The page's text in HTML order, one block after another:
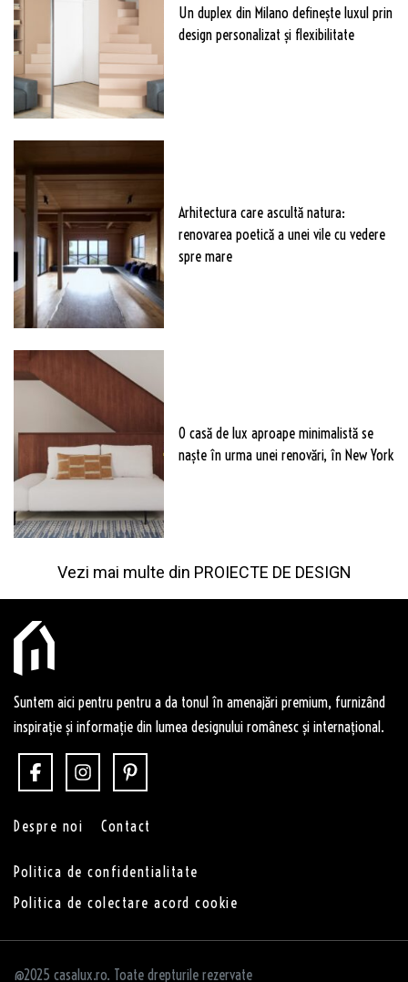
Un duplex din Milano definește luxul prin
design personalizat și flexibilitate
Arhitectura care ascultă natura:
renovarea poetică a unei vile cu vedere
spre mare
O casă de lux aproape minimalistă se
naște în urma unei renovări, în New York
Vezi mai multe din PROIECTE DE DESIGN
Suntem aici pentru pentru a da tonul în amenajări premium, furnizând
inspirație și informație din lumea designului românesc și internațional.
Despre noi Contact
Politica de confidentialitate
Politica de colectare acord cookie
@2025 casalux.ro. Toate drepturile rezervate